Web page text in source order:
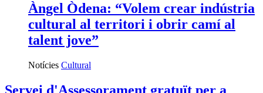
Àngel Òdena: “Volem crear indústria
cultural al territori i obrir camí al
talent jove”
Notícies Cultural